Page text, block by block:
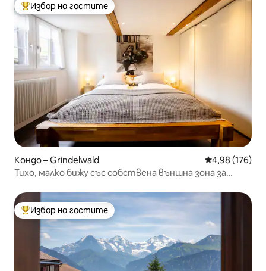
Най-популярен избор на гостите
Избор на гостите
Кондо – Grindelwald Средна
4,98 (176)
Тихо, малко бижу със собствена външна зона за
Най-популярен избор на гостите
Избор на гостите